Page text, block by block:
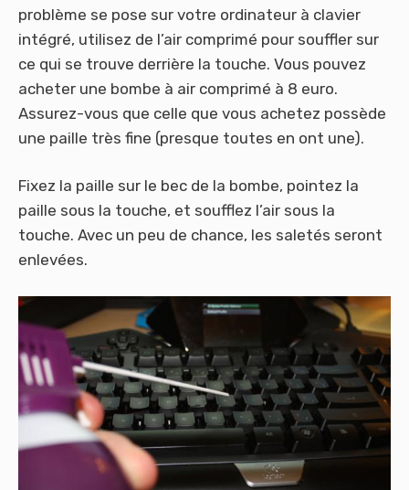
problème se pose sur votre ordinateur à clavier
intégré, utilisez de l’air comprimé pour souffler sur
ce qui se trouve derrière la touche. Vous pouvez
acheter une bombe à air comprimé à 8 euro.
Assurez-vous que celle que vous achetez possède
une paille très fine (presque toutes en ont une).
Fixez la paille sur le bec de la bombe, pointez la
paille sous la touche, et soufflez l’air sous la
touche. Avec un peu de chance, les saletés seront
enlevées.